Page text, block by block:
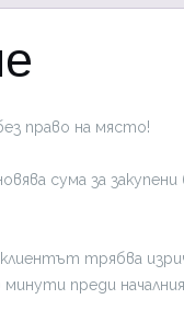
право на място!
сума за
трябва
минути преди